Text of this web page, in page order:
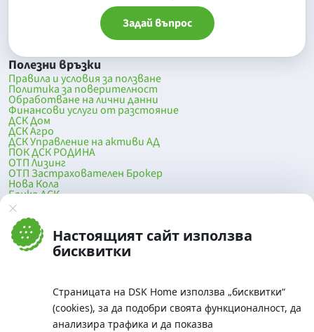
Настоящият сайт използва
бисквитки
Страницата на DSK Home използва „бисквитки“
(cookies), за да подобри своята функционалност, да
анализира трафика и да показва
Задай въпрос
Полезни връзки
Правила и условия за ползване
Политика за поверителност
Обработване на лични данни
Финансови услуги от разстояние
ДСК Дом
ДСК Агро
ДСК Управление на активи АД
ПОК ДСК РОДИНА
ОТП Лизинг
ОТП Застрахователен Брокер
Нова Кола
Банка ДСК
DSK Mobile
Оферти за продажба от Банка ДСК
Клонова мрежа и банкомати
До началото на страницата